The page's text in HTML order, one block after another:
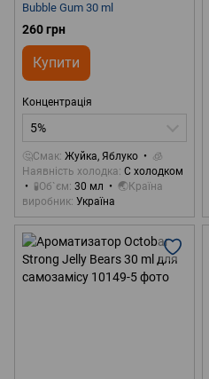
Bubble Gum 30 ml
260 грн
Купити
Концентрація
5%
🤔Смак Жуйка, Яблуко
🧊
Наявність холодка С холодком
🧪Об`єм 30 мл
🌏Країна
виробник Україна